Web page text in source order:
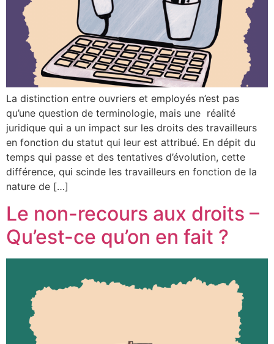
La distinction entre ouvriers et employés n’est pas
qu’une question de terminologie, mais une réalité
juridique qui a un impact sur les droits des travailleurs
en fonction du statut qui leur est attribué. En dépit du
temps qui passe et des tentatives d’évolution, cette
différence, qui scinde les travailleurs en fonction de la
nature de […]
Le non-recours aux droits –
Qu’est-ce qu’on en fait ?